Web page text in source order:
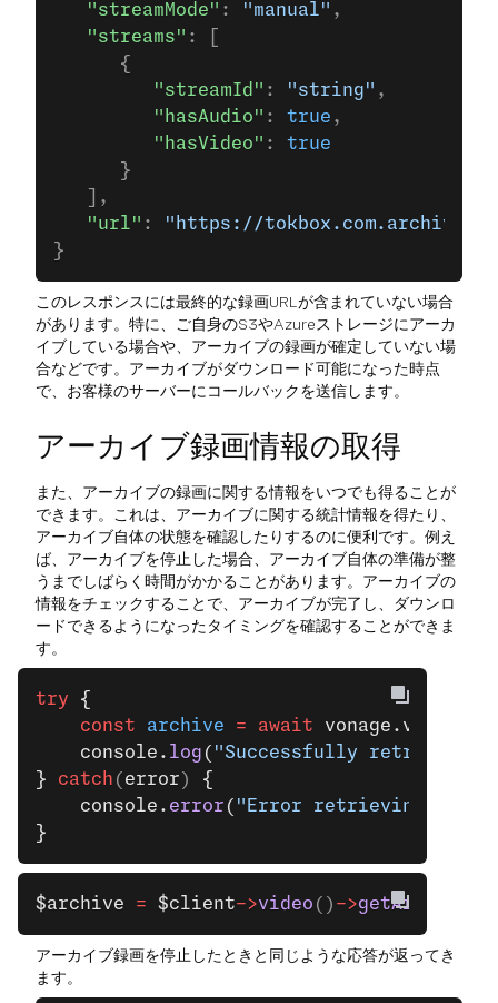
   "streamMode"
: "manual" ,
   "streams"
: [
      {
         "streamId"
: "string" ,
         "hasAudio"
: true ,
         "hasVideo"
: true
      }
   ],
   "url"
:
"https://
}
このレスポンスには最終的な録画URLが含まれていない場合
があります。特に、ご自身のS3やAzureストレージにアーカ
イブしている場合や、アーカイブの録画が確定していない場
合などです。アーカイブがダウンロード可能になった時点
で、お客様のサーバーにコールバックを送信します。
アーカイブ録画情報の取得
また、アーカイブの録画に関する情報をいつでも得ることが
できます。これは、アーカイブに関する統計情報を得たり、
アーカイブ自体の状態を確認したりするのに便利です。例え
ば、アーカイブを停止した場合、アーカイブ自体の準備が整
うまでしばらく時間がかかることがあります。アーカイブの
情報をチェックすることで、アーカイブが完了し、ダウンロ
ードできるようになったタイミングを確認することができま
す。
try {
    const
archive = await vonage.video.
    console.
log ( "Successfully retrieved
} catch ( error ) {
    console.
error ( "Error retrieving
}
$archive = $client->video () ->getArchive
アーカイブ録画を停止したときと同じような応答が返ってき
ます。